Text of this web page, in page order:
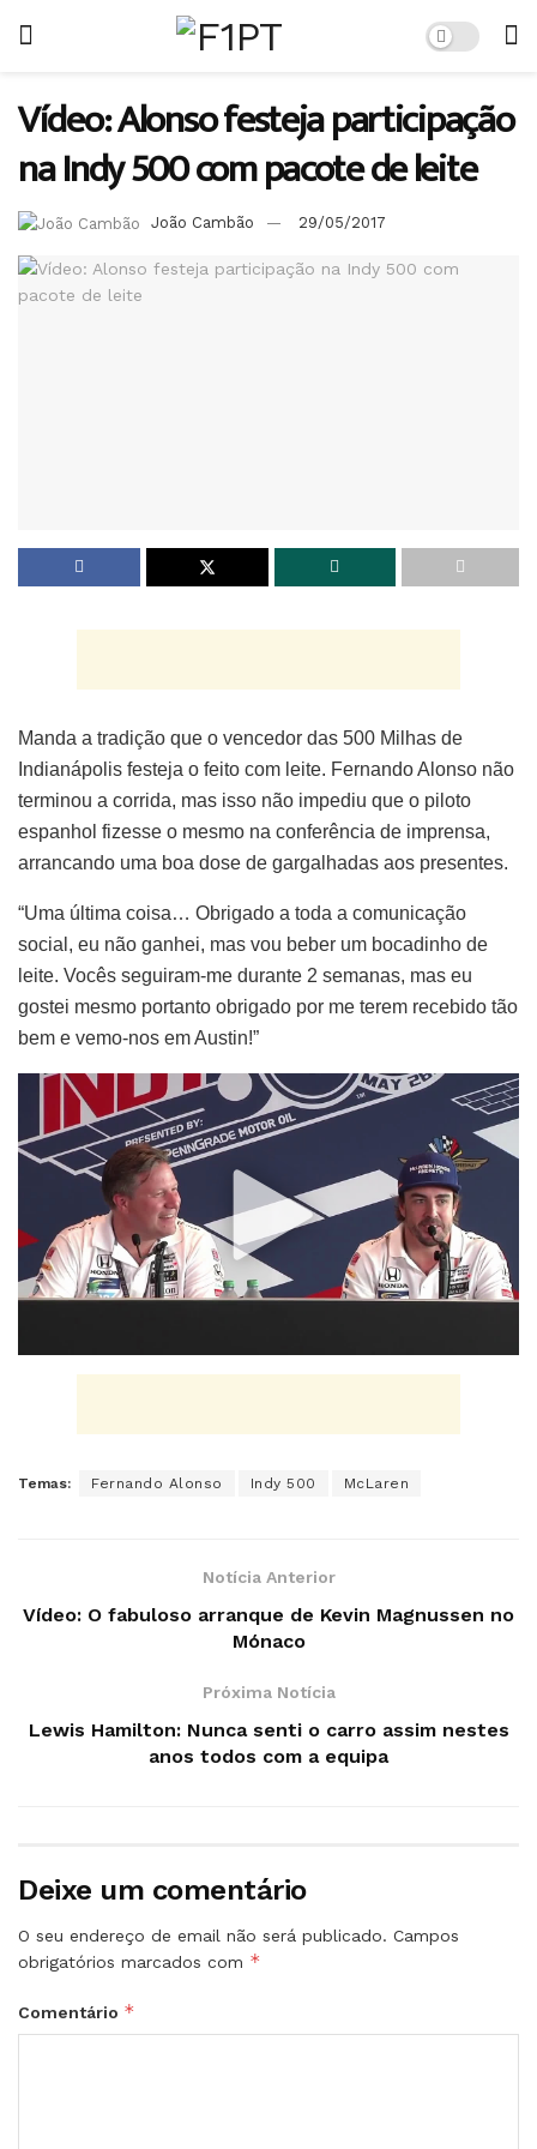
Vídeo: Alonso festeja participação
na Indy 500 com pacote de leite
João Cambão 29/05/2017
Manda a tradição que o vencedor das 500 Milhas de
Indianápolis festeja o feito com leite. Fernando Alonso não
terminou a corrida, mas isso não impediu que o piloto
espanhol fizesse o mesmo na conferência de imprensa,
arrancando uma boa dose de gargalhadas aos presentes.
“Uma última coisa… Obrigado a toda a comunicação
social, eu não ganhei, mas vou beber um bocadinho de
leite. Vocês seguiram-me durante 2 semanas, mas eu
gostei mesmo portanto obrigado por me terem recebido tão
bem e vemo-nos em Austin!”
Temas: Fernando Alonso Indy 500 McLaren
Notícia Anterior
Vídeo: O fabuloso arranque de Kevin Magnussen no
Mónaco
Próxima Notícia
Lewis Hamilton: Nunca senti o carro assim nestes
anos todos com a equipa
Deixe um comentário
O seu endereço de email não será publicado. Campos
obrigatórios marcados com *
Comentário *